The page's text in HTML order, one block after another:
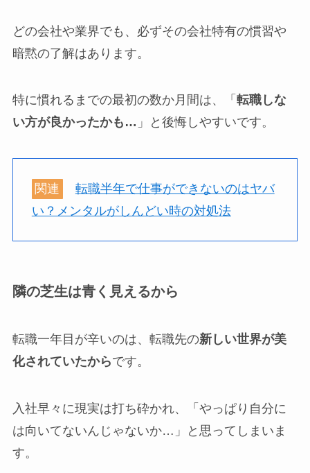
どの会社や業界でも、必ずその会社特有の慣習や
暗黙の了解はあります。
特に慣れるまでの最初の数か月間は、「 転職しな
い方が良かったかも… 」と後悔しやすいです。
関連
転職半年で仕事ができないのはヤバ
い？メンタルがしんどい時の対処法
隣の芝生は青く見えるから
転職一年目が辛いのは、転職先の新しい世界が美
化されていたからです。
入社早々に現実は打ち砕かれ、「やっぱり自分に
は向いてないんじゃないか…」と思ってしまいま
す。